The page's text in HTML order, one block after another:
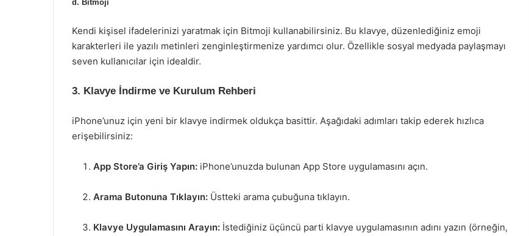
d. Bitmoji
Kendi kişisel ifadelerinizi yaratmak için Bitmoji kullanabilirsiniz. Bu klavye, düzenlediğiniz emoji
karakterleri ile yazılı metinleri zenginleştirmenize yardımcı olur. Özellikle sosyal medyada paylaşmayı
seven kullanıcılar için idealdir.
3. Klavye İndirme ve Kurulum Rehberi
iPhone’unuz için yeni bir klavye indirmek oldukça basittir. Aşağıdaki adımları takip ederek hızlıca
erişebilirsiniz:
App Store’a Giriş Yapın: iPhone’unuzda bulunan App Store uygulamasını açın.
Arama Butonuna Tıklayın: Üstteki arama çubuğuna tıklayın.
Klavye Uygulamasını Arayın: İstediğiniz üçüncü parti klavye uygulamasının adını yazın (örneğin,